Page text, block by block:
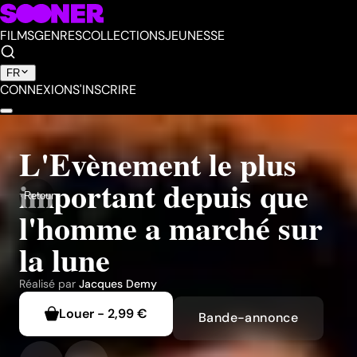
FILMSGENRESCOLLECTIONSJEUNESSE
FR
CONNEXIONS'INSCRIRE
Retour
L'Evènement le plus
important depuis que
l'homme a marché sur
la lune
Réalisé par Jacques Demy
Louer - 2,99 € Bande-annonce